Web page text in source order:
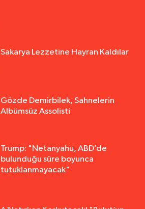
Sakarya Lezzetine Hayran Kaldılar
Gözde Demirbilek, Sahnelerin
Albümsüz Assolisti
Trump: "Netanyahu, ABD’de
bulunduğu süre boyunca
tutuklanmayacak"